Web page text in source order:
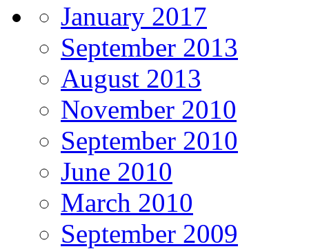
January 2017
September 2013
August 2013
November 2010
September 2010
June 2010
March 2010
September 2009